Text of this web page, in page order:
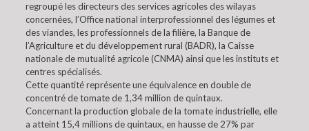
regroupé les directeurs des services agricoles des wilayas
concernées, l’Office national interprofessionnel des légumes et
des viandes, les professionnels de la filière, la Banque de
l’Agriculture et du développement rural (BADR), la Caisse
nationale de mutualité agricole (CNMA) ainsi que les instituts et
centres spécialisés.
Cette quantité représente une équivalence en double de
concentré de tomate de 1,34 million de quintaux.
Concernant la production globale de la tomate industrielle, elle
a atteint 15,4 millions de quintaux, en hausse de 27% par